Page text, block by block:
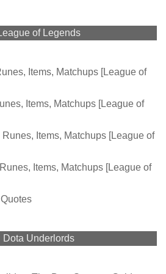
of Legends
Items, Matchups [League of
Items, Matchups [League of
Items, Matchups [League of
Items, Matchups [League of
Dota Underlords